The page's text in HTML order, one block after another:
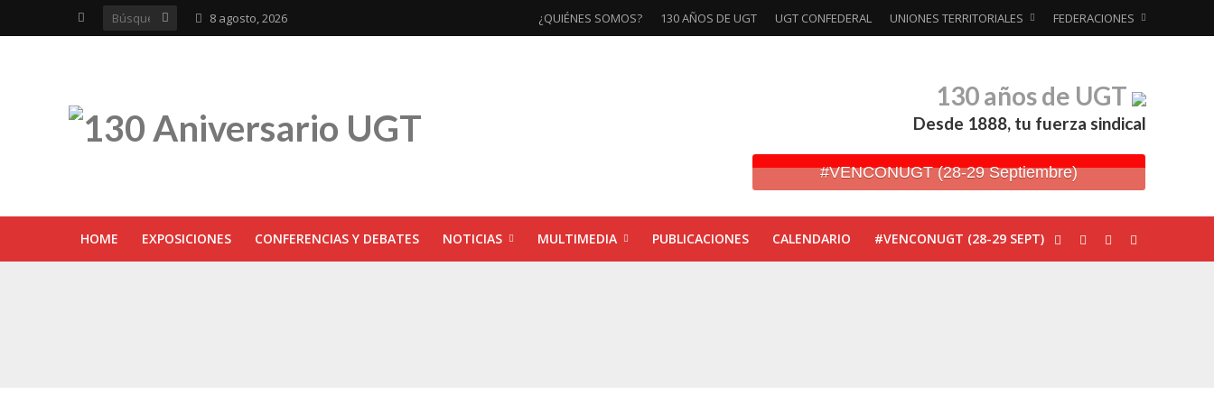
8 agosto, 2026 ¿QUIÉNES SOMOS? 130 AÑOS DE UGT UGT CONFEDERAL UNIONES TERRITORIALES FEDERACIONES
130 años de UGT
Desde 1888, tu fuerza sindical
#VENCONUGT (28-29 Septiembre)
HOME EXPOSICIONES CONFERENCIAS Y DEBATES NOTICIAS MULTIMEDIA PUBLICACIONES CALENDARIO #VENCONUGT (28-29 SEPT)